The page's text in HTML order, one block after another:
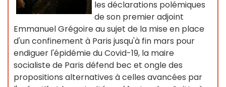
les déclarations polémiques
de son premier adjoint
Emmanuel Grégoire au sujet de la mise en place
d'un confinement à Paris jusqu'à fin mars pour
endiguer l'épidémie du Covid-19, la maire
socialiste de Paris défend bec et ongle des
propositions alternatives à celles avancées par